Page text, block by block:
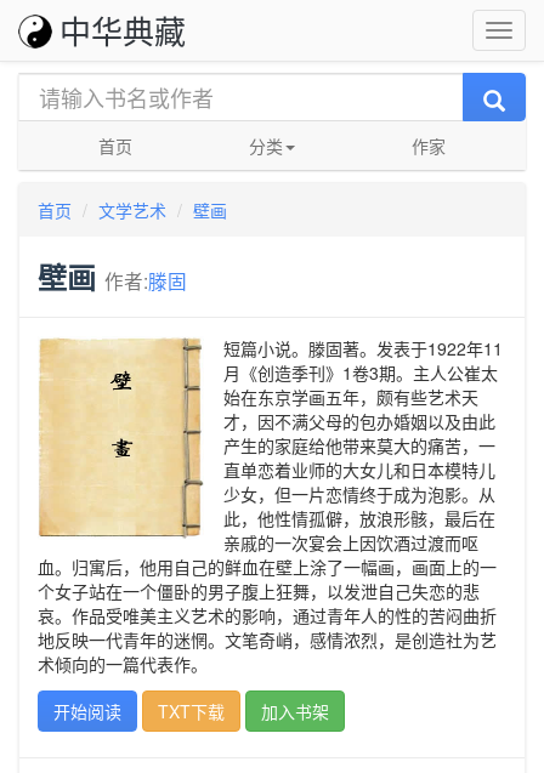
中华典藏
首页 分类 作家
首页 文学艺术 壁画
壁画 作者:滕固
短篇小说。滕固著。发表于1922年11
月《创造季刊》1卷3期。主人公崔太
始在东京学画五年，颇有些艺术天
才，因不满父母的包办婚姻以及由此
产生的家庭给他带来莫大的痛苦，一
直单恋着业师的大女儿和日本模特儿
少女，但一片恋情终于成为泡影。从
此，他性情孤僻，放浪形骸，最后在
亲戚的一次宴会上因饮酒过渡而呕
血。归寓后，他用自己的鲜血在壁上涂了一幅画，画面上的一
个女子站在一个僵卧的男子腹上狂舞，以发泄自己失恋的悲
哀。作品受唯美主义艺术的影响，通过青年人的性的苦闷曲折
地反映一代青年的迷惘。文笔奇峭，感情浓烈，是创造社为艺
术倾向的一篇代表作。
开始阅读
TXT下载 加入书架